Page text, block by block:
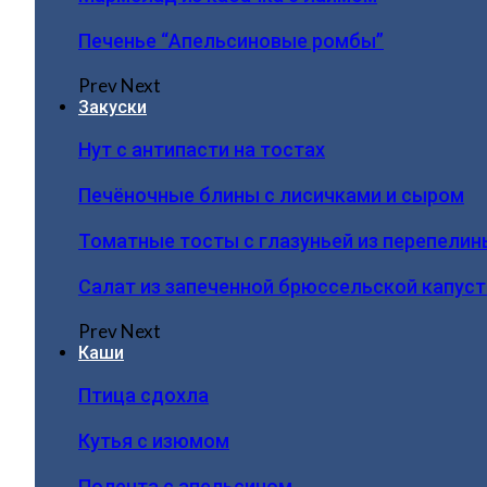
Печенье “Апельсиновые ромбы”
PrevNext
Закуски
Нут с антипасти на тостах
Печёночные блины с лисичками и сыром
Томатные тосты с глазуньей из
Салат из запеченной брюссельской
PrevNext
Каши
Птица сдохла
Кутья с изюмом